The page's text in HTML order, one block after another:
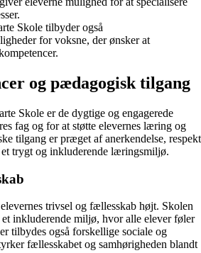
Skole tilbyder også
for voksne, der ønsker at
og pædagogisk tilgang
Skole er de dygtige og engagerede
fag og for at støtte elevernes læring og
tilgang er præget af anerkendelse, respekt
trygt og inkluderende læringsmiljø.
trivsel og fællesskab højt. Skolen
inkluderende miljø, hvor alle elever føler
tilbydes også forskellige sociale og
fællesskabet og samhørigheden blandt